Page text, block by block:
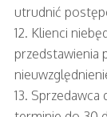
utrudnić
12. Klienci
przedstawienia
13.